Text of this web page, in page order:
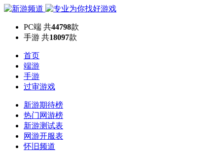
PC端 共44798款
手游 共18097款
首页
端游
手游
过审游戏
新游期待榜
热门网游榜
新游测试表
网游开服表
怀旧频道